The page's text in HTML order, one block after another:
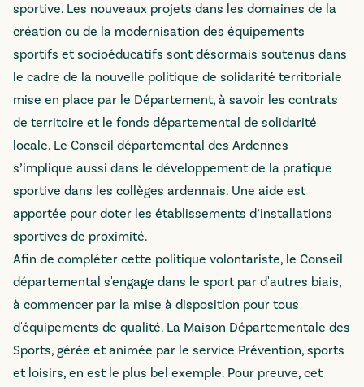
sportive. Les nouveaux projets dans les domaines de la
création ou de la modernisation des équipements
sportifs et socioéducatifs sont désormais soutenus dans
le cadre de la nouvelle politique de solidarité territoriale
mise en place par le Département, à savoir les contrats
de territoire et le fonds départemental de solidarité
locale. Le Conseil départemental des Ardennes
s’implique aussi dans le développement de la pratique
sportive dans les collèges ardennais. Une aide est
apportée pour doter les établissements d’installations
sportives de proximité.
Afin de compléter cette politique volontariste, le Conseil
départemental s'engage dans le sport par d'autres biais,
à commencer par la mise à disposition pour tous
d'équipements de qualité. La Maison Départementale des
Sports, gérée et animée par le service Prévention, sports
et loisirs, en est le plus bel exemple. Pour preuve, cet